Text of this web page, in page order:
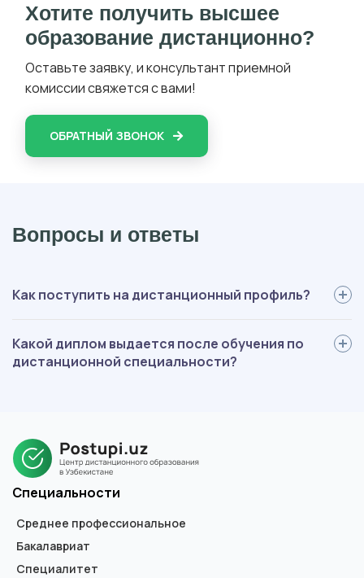
Хотите получить высшее
образование дистанционно?
Оставьте заявку, и консультант приемной
комиссии свяжется с вами!
ОБРАТНЫЙ ЗВОНОК
Вопросы и ответы
Как поступить на дистанционный профиль?
Для поступления вам нужно: определиться со специальностью,
выслать нам документы, пройти вступительные испытания,
Какой диплом выдается после обучения по
дистанционной специальности?
магистра. В дипломе не указывается форма обучения.
Специальности
Среднее профессиональное
Бакалавриат
Специалитет